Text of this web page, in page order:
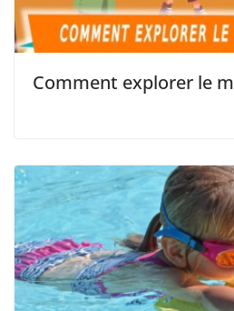
Comment explorer le